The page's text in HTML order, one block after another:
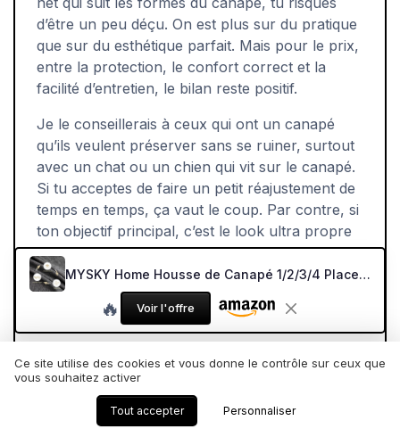
d’être un peu déçu. On est plus sur du pratique
que sur du esthétique parfait. Mais pour le prix,
entre la protection, le confort correct et la
facilité d’entretien, le bilan reste positif.
Je le conseillerais à ceux qui ont un canapé
qu’ils veulent préserver sans se ruiner, surtout
avec un chat ou un chien qui vit sur le canapé.
Si tu acceptes de faire un petit réajustement de
temps en temps, ça vaut le coup. Par contre, si
ton objectif principal, c’est le look ultra propre
et une housse qui ne bouge pas d’un
centimètre, mieux vaut regarder des housses
élastiques plus ajustées, quitte à perdre un peu
en épaisseur et en côté plaid polyvalent.
Voir l'offre
MYSKY Home Housse de Canapé 1/2/3/4 Places 180 x 300 cm Gris Foncé Forme de L d'angle Protege Canape Plaid Protection Canape Chat Chiens Anti Griffe en Chenille Sofa Cover, Housse pour Meubles 180*300cm Gris Foncé
🔥 Voir l'offre
Ce site utilise des cookies et vous donne le contrôle sur ceux que
vous souhaitez activer
Tout accepter Personnaliser